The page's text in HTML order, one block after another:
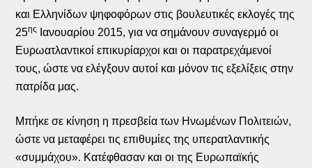
και Ελληνίδων ψηφοφόρων στις βουλευτικές εκλογές της
25ης
Ιανουαρίου 2015, για να σημάνουν συναγερμό οι
Ευρωατλαντικοί επικυρίαρχοι και οι παρατρεχάμενοί
τους, ώστε να ελέγξουν αυτοί και μόνον τις εξελίξεις στην
πατρίδα μας.
Μπήκε σε κίνηση η πρεσβεία των Ηνωμένων Πολιτειών,
ώστε να μεταφέρει τις επιθυμίες της υπερατλαντικής
«συμμάχου». Κατέφθασαν και οι της Ευρωπαϊκής